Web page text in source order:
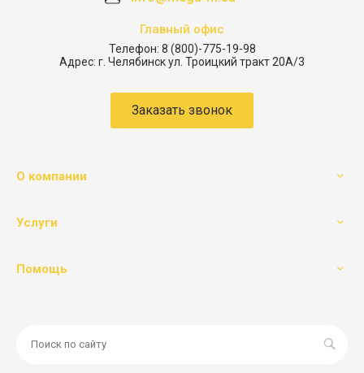
Главный офис
Телефон: 8 (800)-775-19-98
Адрес: г. Челябинск ул. Троицкий тракт 20А/3
Заказать звонок
О компании
Услуги
Помощь